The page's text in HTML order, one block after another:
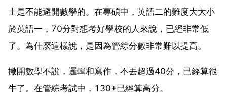
士是不能避開數學的。在專碩中，英語二的難度大大小
於英語一，70分對想考好學校的人來說，已經非常低
了。為什麼這樣說，是因為管綜分數非常難以提高。
撇開數學不說，邏輯和寫作，不丟超過40分，已經算很
牛了。在管綜考試中，130+已經算高分。